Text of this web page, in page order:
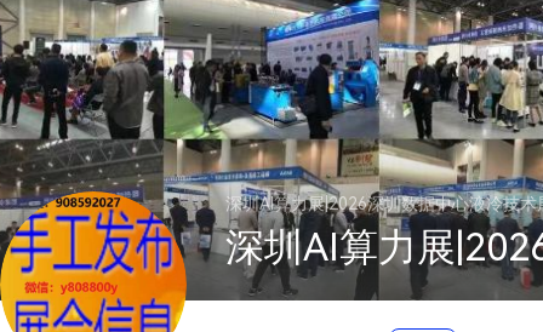
深圳AI算力展|2026深圳数据中心液冷技术
深圳AI算力展